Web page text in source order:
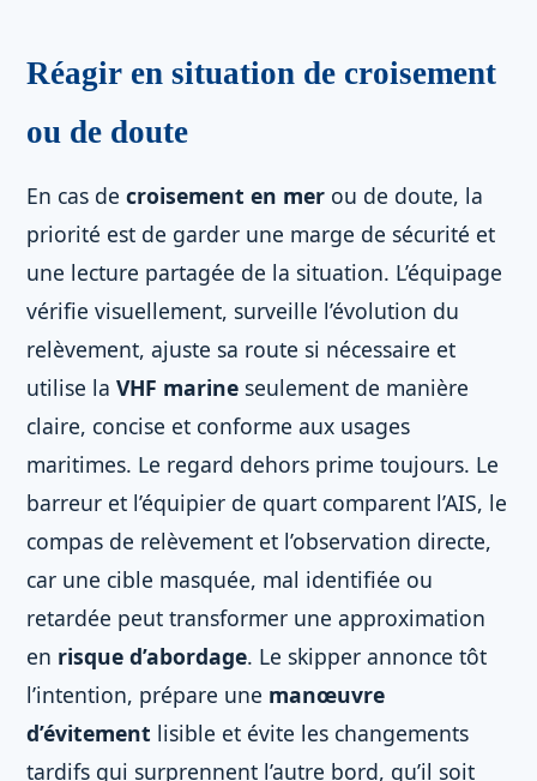
Réagir en situation de croisement
ou de doute
En cas de croisement en mer ou de doute, la
priorité est de garder une marge de sécurité et
une lecture partagée de la situation. L’équipage
vérifie visuellement, surveille l’évolution du
relèvement, ajuste sa route si nécessaire et
utilise la VHF marine seulement de manière
claire, concise et conforme aux usages
maritimes. Le regard dehors prime toujours. Le
barreur et l’équipier de quart comparent l’AIS, le
compas de relèvement et l’observation directe,
car une cible masquée, mal identifiée ou
retardée peut transformer une approximation
en risque d’abordage. Le skipper annonce tôt
l’intention, prépare une manœuvre
d’évitement lisible et évite les changements
tardifs qui surprennent l’autre bord, qu’il soit